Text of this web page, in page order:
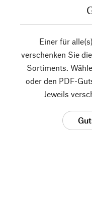
Einer für
verschenken Sie
Sortiments.
oder den PDF-
Jeweils